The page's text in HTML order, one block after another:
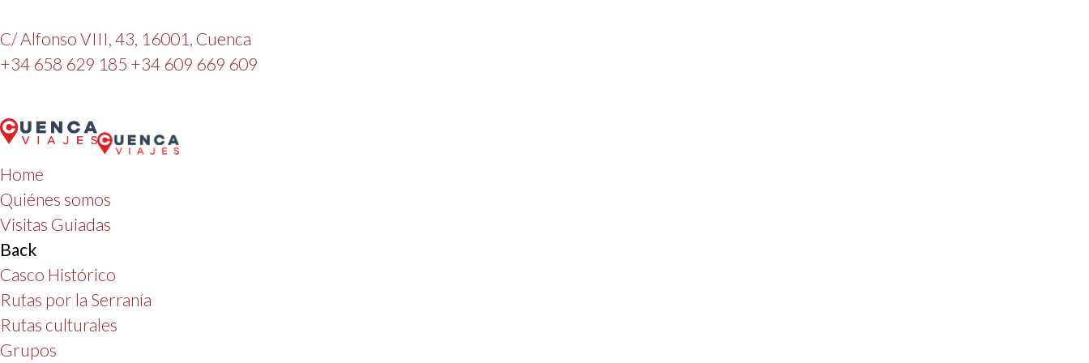
C/ Alfonso VIII, 43, 16001, Cuenca
+34 658 629 185 +34 609 669 609
Home
Quiénes somos
Visitas Guiadas
Back
Casco Histórico
Rutas por la Serranía
Rutas culturales
Grupos